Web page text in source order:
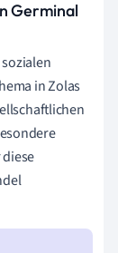
Germinal
in Zolas